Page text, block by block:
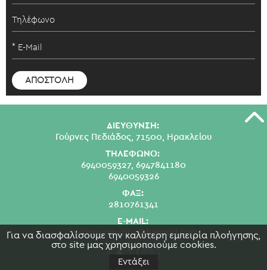
Για να διασφαλίσουμε την καλύτερη εμπειρία πλοήγησης,
στο site μας χρησιμοποιούμε cookies.
Εντάξει
ΔΙΕΥΘΥΝΣΗ:
Γούρνες Πεδιάδος, 71500, Ηρακλείου
ΤΗΛΕΦΩΝΟ:
6940059327, 6947841180
6940059326
ΦΑΞ:
2810761341
E-MAIL:
swkianoumarina@hotmail.com